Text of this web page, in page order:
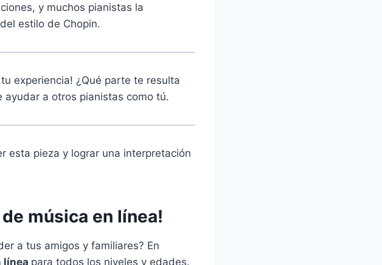
y muchos pianistas la
estilo de Chopin.
experiencia! ¿Qué parte te resulta
a otros pianistas como tú.
esta pieza y lograr una interpretación
música en línea!
a tus amigos y familiares? En
línea para todos los niveles y edades.